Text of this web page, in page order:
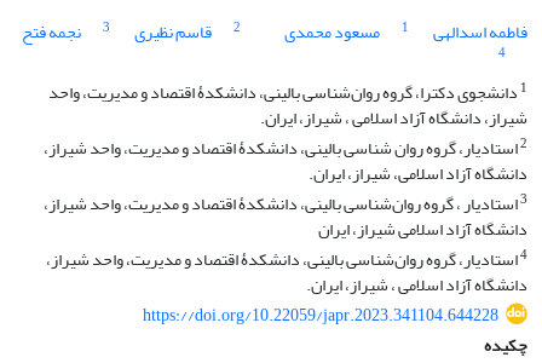
فاطمه اسدالهی
1 مسعود محمدی 2 قاسم نظیری 3 نجمه فتح
4
1 دانشجوی دکترا، گروه روان‌شناسی بالینی، دانشکدۀ اقتصاد و مدیریت، واحد
شیراز، دانشگاه آزاد اسلامی ، شیراز، ایران.
2استادیار، گروه روان شناسی بالینی، دانشکدۀ اقتصاد و مدیریت، واحد شیراز،
دانشگاه آزاد اسلامی، شیراز، ایران.
3استادیار ، گروه روان‌شناسی بالینی، دانشکدۀ اقتصاد و مدیریت، واحد شیراز،
دانشگاه آزاد اسلامی شیراز، ایران
4استادیار، گروه روان‌شناسی بالینی، دانشکدۀ اقتصاد و مدیریت، واحد شیراز،
دانشگاه آزاد اسلامی ، شیراز، ایران.
https://doi.org/10.22059/japr.2023.341104.644228
چکیده